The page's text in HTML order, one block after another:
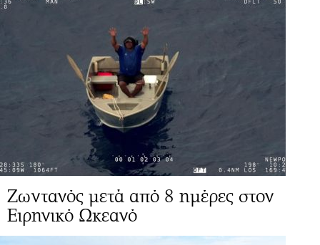
Ζωντανός μετά από 8 ημέρες στον
Ειρηνικό Ωκεανό